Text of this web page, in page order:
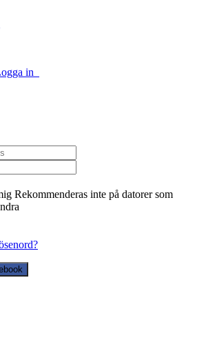
in
Rekommenderas inte på datorer som